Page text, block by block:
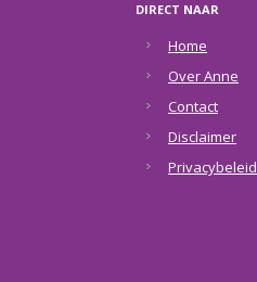
DIRECT NAAR
Home
Over Anne
Contact
Disclaimer
Privacybeleid